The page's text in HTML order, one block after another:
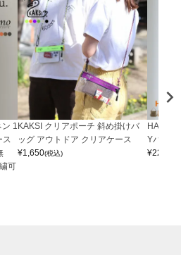
1
可
KAKSI クリアポーチ 斜め掛けバ
ッグ アウトドア クリアケース
¥1,650(税込)
Yバッグ
¥22,000